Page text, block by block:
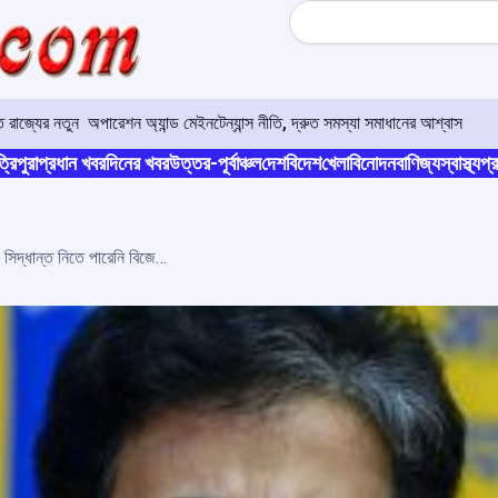
Search
নতুন অপারেশন অ্যান্ড মেইনটেন্যান্স নীতি, দ্রুত সমস্যা সমাধানের আশ্বাস
প্রধান খবরদিনের খবরউত্তর-পূর্বাঞ্চলদেশবিদেশখেলাবিনোদনবাণিজ্যস্বাস্থ্য